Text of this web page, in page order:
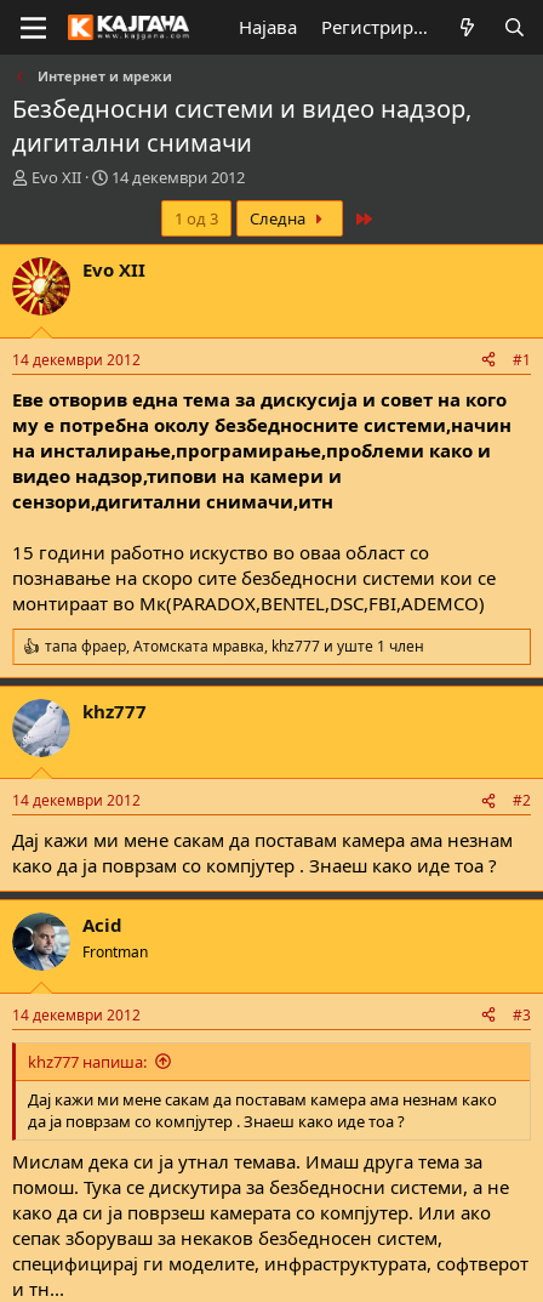
Најава Регистрирај се
Интернет и мрежи
Безбедносни системи и видео надзор,
дигитални снимачи
К
а
т
о
р
н
т
е
а
т
а
Evo XII
В
м
е
а
п
о
ч
н
у
в
а
е
14 декември 2012
1 од 3
Следна
Evo XII
14 декември 2012 #1
Еве отворив една тема за дискусија и совет на кого
му е потребна околу безбедносните системи,начин
на инсталирање,програмирање,проблеми како и
видео надзор,типови на камери и
сензори,дигитални снимачи,итн
15 години работно искуство во оваа област со
познавање на скоро сите безбедносни системи кои се
монтираат во Мк(PARADOX,BENTEL,DSC,FBI,ADEMCO)
R
e
a
c
t
i
s
тапа фраер,Атомската мравка, khz777 и уште 1 член
khz777
14 декември 2012 #2
Дај кажи ми мене сакам да поставам камера ама незнам
како да ја поврзам со компјутер . Знаеш како иде тоа ?
Acid
Frontman
14 декември 2012 #3
khz777 напиша:
Дај кажи ми мене сакам да поставам камера ама незнам како
да ја поврзам со компјутер . Знаеш како иде тоа ?
Мислам дека си ја утнал темава. Имаш друга тема за
помош. Тука се дискутира за безбедносни системи, а не
како да си ја поврзеш камерата со компјутер. Или ако
сепак зборуваш за некаков безбедносен систем,
специфицирај ги моделите, инфраструктурата, софтверот
и тн...